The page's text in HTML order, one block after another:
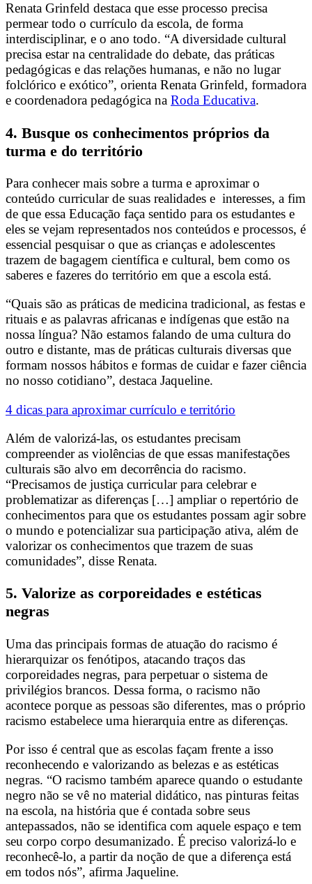
Renata Grinfeld destaca que esse processo precisa
permear todo o currículo da escola, de forma
interdisciplinar, e o ano todo. “A diversidade cultural
precisa estar na centralidade do debate, das práticas
pedagógicas e das relações humanas, e não no lugar
folclórico e exótico”, orienta Renata Grinfeld, formadora
e coordenadora pedagógica na Roda Educativa.
4. Busque os conhecimentos próprios da
turma e do território
Para conhecer mais sobre a turma e aproximar o
conteúdo curricular de suas realidades e interesses, a fim
de que essa Educação faça sentido para os estudantes e
eles se vejam representados nos conteúdos e processos, é
essencial pesquisar o que as crianças e adolescentes
trazem de bagagem científica e cultural, bem como os
saberes e fazeres do território em que a escola está.
“Quais são as práticas de medicina tradicional, as festas e
rituais e as palavras africanas e indígenas que estão na
nossa língua? Não estamos falando de uma cultura do
outro e distante, mas de práticas culturais diversas que
formam nossos hábitos e formas de cuidar e fazer ciência
no nosso cotidiano”, destaca Jaqueline.
4 dicas para aproximar currículo e território
Além de valorizá-las, os estudantes precisam
compreender as violências de que essas manifestações
culturais são alvo em decorrência do racismo.
“Precisamos de justiça curricular para celebrar e
problematizar as diferenças […] ampliar o repertório de
conhecimentos para que os estudantes possam agir sobre
o mundo e potencializar sua participação ativa, além de
valorizar os conhecimentos que trazem de suas
comunidades”, disse Renata.
5. Valorize as corporeidades e estéticas
negras
Uma das principais formas de atuação do racismo é
hierarquizar os fenótipos, atacando traços das
corporeidades negras, para perpetuar o sistema de
privilégios brancos. Dessa forma, o racismo não
acontece porque as pessoas são diferentes, mas o próprio
racismo estabelece uma hierarquia entre as diferenças.
Por isso é central que as escolas façam frente a isso
reconhecendo e valorizando as belezas e as estéticas
negras. “O racismo também aparece quando o estudante
negro não se vê no material didático, nas pinturas feitas
na escola, na história que é contada sobre seus
antepassados, não se identifica com aquele espaço e tem
seu corpo corpo desumanizado. É preciso valorizá-lo e
reconhecê-lo, a partir da noção de que a diferença está
em todos nós”, afirma Jaqueline.